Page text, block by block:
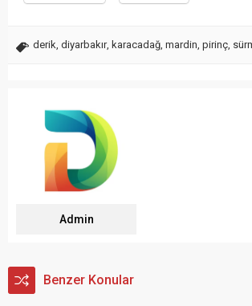
derik, diyarbakır, karacadağ, mardin, pirinç,
Admin
Benzer Konular